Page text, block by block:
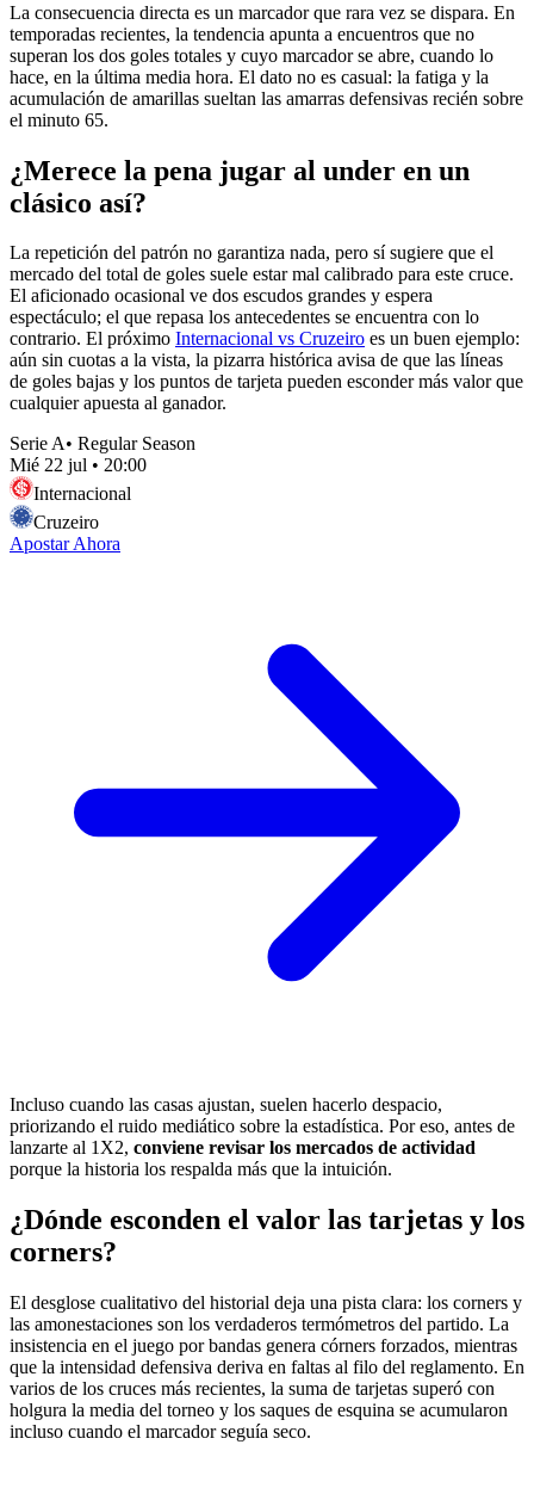
La consecuencia directa es un marcador que rara vez se dispara. En
temporadas recientes, la tendencia apunta a encuentros que no
superan los dos goles totales y cuyo marcador se abre, cuando lo
hace, en la última media hora. El dato no es casual: la fatiga y la
acumulación de amarillas sueltan las amarras defensivas recién sobre
el minuto 65.
¿Merece la pena jugar al under en un
clásico así?
La repetición del patrón no garantiza nada, pero sí sugiere que el
mercado del total de goles suele estar mal calibrado para este cruce.
El aficionado ocasional ve dos escudos grandes y espera
espectáculo; el que repasa los antecedentes se encuentra con lo
contrario. El próximo Internacional vs Cruzeiro es un buen ejemplo:
aún sin cuotas a la vista, la pizarra histórica avisa de que las líneas
de goles bajas y los puntos de tarjeta pueden esconder más valor que
cualquier apuesta al ganador.
Serie A• Regular Season
Mié 22 jul • 20:00
Internacional
Cruzeiro
Apostar Ahora
Incluso cuando las casas ajustan, suelen hacerlo despacio,
priorizando el ruido mediático sobre la estadística. Por eso, antes de
lanzarte al 1X2, conviene revisar los mercados de actividad
porque la historia los respalda más que la intuición.
¿Dónde esconden el valor las tarjetas y los
corners?
El desglose cualitativo del historial deja una pista clara: los corners y
las amonestaciones son los verdaderos termómetros del partido. La
insistencia en el juego por bandas genera córners forzados, mientras
que la intensidad defensiva deriva en faltas al filo del reglamento. En
varios de los cruces más recientes, la suma de tarjetas superó con
holgura la media del torneo y los saques de esquina se acumularon
incluso cuando el marcador seguía seco.